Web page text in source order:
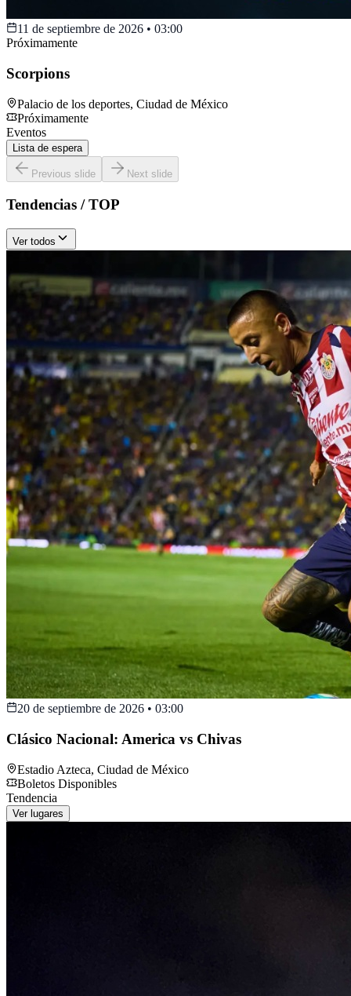
11 de septiembre de 2026 • 03:00
Próximamente
Scorpions
Palacio de los deportes, Ciudad de México
Próximamente
Eventos
Lista de espera
Previous slide Next slide
Tendencias / TOP
Ver todos
20 de septiembre de 2026 • 03:00
Clásico Nacional: America vs Chivas
Estadio Azteca, Ciudad de México
Boletos Disponibles
Tendencia
Ver lugares